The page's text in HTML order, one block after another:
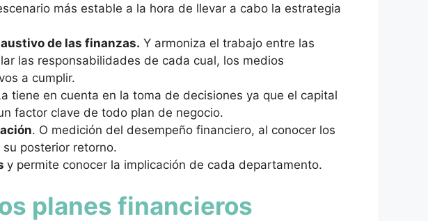
más estable a la hora de llevar a cabo la estrategia
de las finanzas. Y armoniza el trabajo entre las
las responsabilidades de cada cual, los medios
a cumplir.
tiene en cuenta en la toma de decisiones ya que el capital
factor clave de todo plan de negocio.
. O medición del desempeño financiero, al conocer los
posterior retorno.
y permite conocer la implicación de cada departamento.
planes financieros